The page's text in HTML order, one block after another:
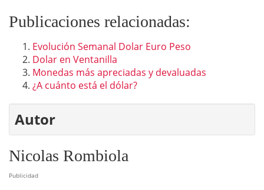
Publicaciones relacionadas:
Evolución Semanal Dolar Euro Peso
Dolar en Ventanilla
Monedas más apreciadas y devaluadas
¿A cuánto está el dólar?
Autor
Nicolas Rombiola
Publicidad